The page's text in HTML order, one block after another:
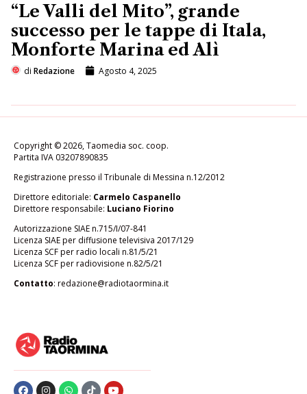
“Le Valli del Mito”, grande
successo per le tappe di Itala,
Monforte Marina ed Alì
di Redazione Agosto 4, 2025
Copyright © 2026, Taomedia soc. coop.
Partita IVA 03207890835
Registrazione presso il Tribunale di Messina n.12/2012
Direttore editoriale: Carmelo Caspanello
Direttore responsabile: Luciano Fiorino
Autorizzazione SIAE n.715/I/07-841
Licenza SIAE per diffusione televisiva 2017/129
Licenza SCF per radio locali n.81/5/21
Licenza SCF per radiovisione n.82/5/21
Contatto: redazione@radiotaormina.it